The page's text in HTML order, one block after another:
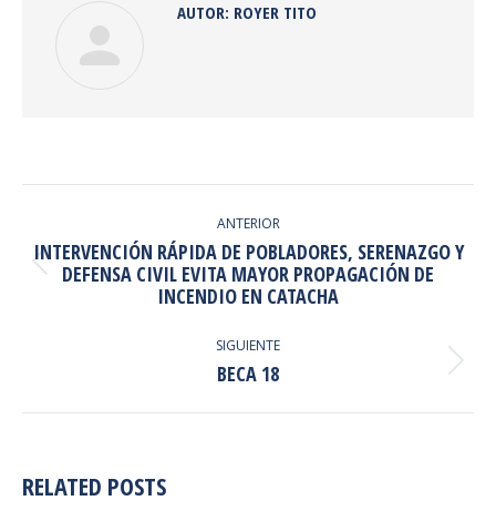
AUTOR: ROYER TITO
PUBLICACIONES
ANTERIOR
Publicación
anterior:
INTERVENCIÓN RÁPIDA DE POBLADORES, SERENAZGO Y
DEFENSA CIVIL EVITA MAYOR PROPAGACIÓN DE
INCENDIO EN CATACHA
SIGUIENTE
Publicación
BECA 18
RELATED POSTS